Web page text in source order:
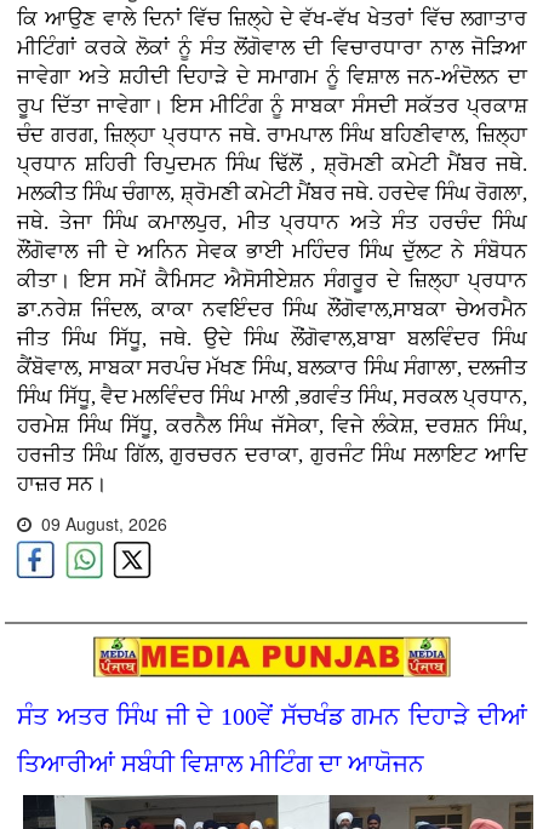
ਕਿ ਆਉਣ ਵਾਲੇ ਦਿਨਾਂ ਵਿੱਚ ਜ਼ਿਲ੍ਹੇ ਦੇ ਵੱਖ-ਵੱਖ ਖੇਤਰਾਂ ਵਿੱਚ ਲਗਾਤਾਰ
ਮੀਟਿੰਗਾਂ ਕਰਕੇ ਲੋਕਾਂ ਨੂੰ ਸੰਤ ਲੋਂਗੋਵਾਲ ਦੀ ਵਿਚਾਰਧਾਰਾ ਨਾਲ ਜੋੜਿਆ
ਜਾਵੇਗਾ ਅਤੇ ਸ਼ਹੀਦੀ ਦਿਹਾੜੇ ਦੇ ਸਮਾਗਮ ਨੂੰ ਵਿਸ਼ਾਲ ਜਨ-ਅੰਦੋਲਨ ਦਾ
ਰੂਪ ਦਿੱਤਾ ਜਾਵੇਗਾ। ਇਸ ਮੀਟਿੰਗ ਨੂੰ ਸਾਬਕਾ ਸੰਸਦੀ ਸਕੱਤਰ ਪ੍ਰਕਾਸ਼
ਚੰਦ ਗਰਗ, ਜ਼ਿਲ੍ਹਾ ਪ੍ਰਧਾਨ ਜਥੇ. ਰਾਮਪਾਲ ਸਿੰਘ ਬਹਿਣੀਵਾਲ, ਜ਼ਿਲ੍ਹਾ
ਪ੍ਰਧਾਨ ਸ਼ਹਿਰੀ ਰਿਪੁਦਮਨ ਸਿੰਘ ਢਿੱਲੋਂ , ਸ਼੍ਰੋਮਣੀ ਕਮੇਟੀ ਮੈਂਬਰ ਜਥੇ.
ਮਲਕੀਤ ਸਿੰਘ ਚੰਗਾਲ, ਸ਼੍ਰੋਮਣੀ ਕਮੇਟੀ ਮੈਂਬਰ ਜਥੇ. ਹਰਦੇਵ ਸਿੰਘ ਰੋਗਲਾ,
ਜਥੇ. ਤੇਜਾ ਸਿੰਘ ਕਮਾਲਪੁਰ, ਮੀਤ ਪ੍ਰਧਾਨ ਅਤੇ ਸੰਤ ਹਰਚੰਦ ਸਿੰਘ
ਲੌਂਗੋਵਾਲ ਜੀ ਦੇ ਅਨਿਨ ਸੇਵਕ ਭਾਈ ਮਹਿੰਦਰ ਸਿੰਘ ਦੁੱਲਟ ਨੇ ਸੰਬੋਧਨ
ਕੀਤਾ। ਇਸ ਸਮੇਂ ਕੈਮਿਸਟ ਐਸੋਸੀਏਸ਼ਨ ਸੰਗਰੂਰ ਦੇ ਜ਼ਿਲ੍ਹਾ ਪ੍ਰਧਾਨ
ਡਾ.ਨਰੇਸ਼ ਜਿੰਦਲ, ਕਾਕਾ ਨਵਇੰਦਰ ਸਿੰਘ ਲੌਂਗੋਵਾਲ,ਸਾਬਕਾ ਚੇਅਰਮੈਨ
ਜੀਤ ਸਿੰਘ ਸਿੱਧੂ, ਜਥੇ. ਉਦੇ ਸਿੰਘ ਲੌਂਗੋਵਾਲ,ਬਾਬਾ ਬਲਵਿੰਦਰ ਸਿੰਘ
ਕੈਂਬੋਵਾਲ, ਸਾਬਕਾ ਸਰਪੰਚ ਮੱਖਣ ਸਿੰਘ, ਬਲਕਾਰ ਸਿੰਘ ਸੰਗਾਲਾ, ਦਲਜੀਤ
ਸਿੰਘ ਸਿੱਧੂ, ਵੈਦ ਮਲਵਿੰਦਰ ਸਿੰਘ ਮਾਲੀ ,ਭਗਵੰਤ ਸਿੰਘ, ਸਰਕਲ ਪ੍ਰਧਾਨ,
ਹਰਮੇਸ਼ ਸਿੰਘ ਸਿੱਧੂ, ਕਰਨੈਲ ਸਿੰਘ ਜੱਸੇਕਾ, ਵਿਜੇ ਲੰਕੇਸ਼, ਦਰਸ਼ਨ ਸਿੰਘ,
ਹਰਜੀਤ ਸਿੰਘ ਗਿੱਲ, ਗੁਰਚਰਨ ਦਰਾਕਾ, ਗੁਰਜੰਟ ਸਿੰਘ ਸਲਾਇਟ ਆਦਿ
ਹਾਜ਼ਰ ਸਨ।
09 August, 2026
ਸੰਤ ਅਤਰ ਸਿੰਘ ਜੀ ਦੇ 100ਵੇਂ ਸੱਚਖੰਡ ਗਮਨ ਦਿਹਾੜੇ ਦੀਆਂ
ਤਿਆਰੀਆਂ ਸਬੰਧੀ ਵਿਸ਼ਾਲ ਮੀਟਿੰਗ ਦਾ ਆਯੋਜਨ